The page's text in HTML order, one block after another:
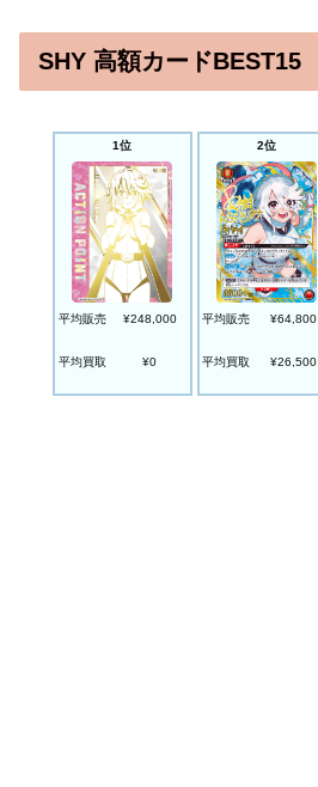
SHY 高額カードBEST15
1位
平均販売
平均買取
¥248,000
¥0
2位
平均販売
平均買取
¥64,800
¥26,500